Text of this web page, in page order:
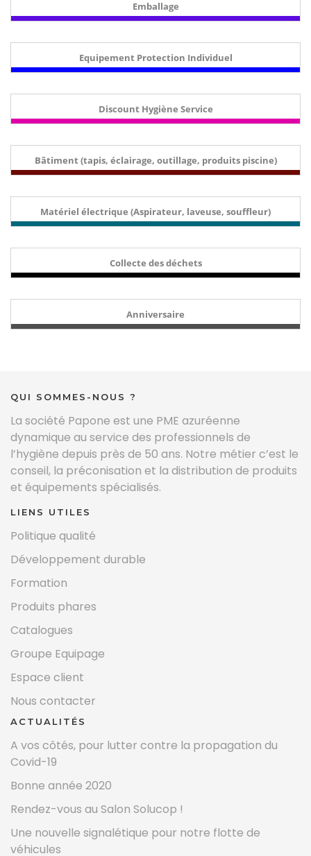
Emballage
Equipement Protection Individuel
Discount Hygiène Service
Bâtiment (tapis, éclairage, outillage, produits piscine)
Matériel électrique (Aspirateur, laveuse, souffleur)
Collecte des déchets
Anniversaire
QUI SOMMES-NOUS ?
La société Papone est une PME azuréenne
dynamique au service des professionnels de
l’hygiène depuis près de 50 ans. Notre métier c’est le
conseil, la préconisation et la distribution de produits
et équipements spécialisés.
LIENS UTILES
Politique qualité
Développement durable
Formation
Produits phares
Catalogues
Groupe Equipage
Espace client
Nous contacter
ACTUALITÉS
A vos côtés, pour lutter contre la propagation du
Covid-19
Bonne année 2020
Rendez-vous au Salon Solucop !
Une nouvelle signalétique pour notre flotte de
véhicules